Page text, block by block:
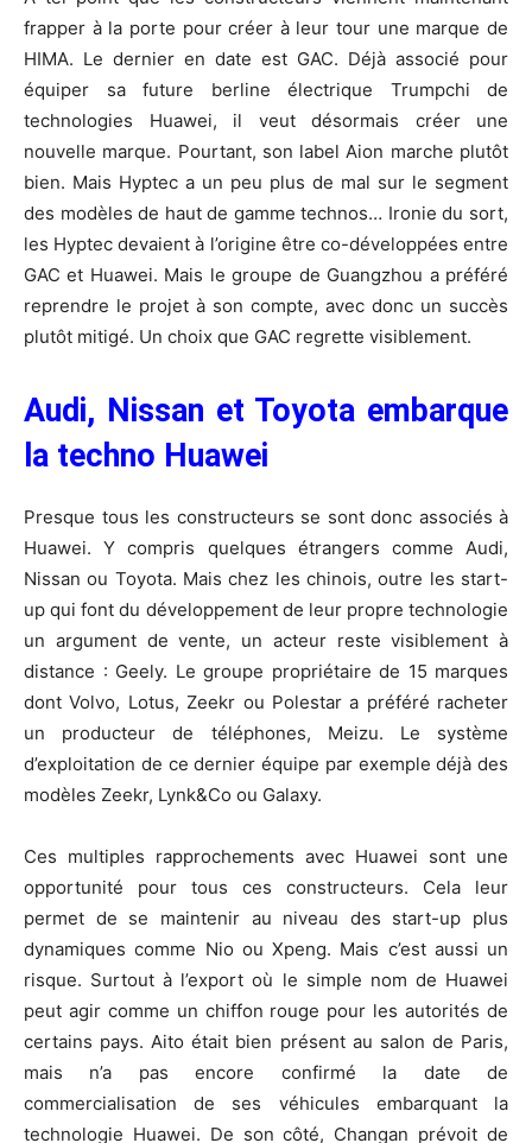
frapper à la porte pour créer à leur tour une marque de
HIMA. Le dernier en date est GAC. Déjà associé pour
équiper sa future berline électrique Trumpchi de
technologies Huawei, il veut désormais créer une
nouvelle marque. Pourtant, son label Aion marche plutôt
bien. Mais Hyptec a un peu plus de mal sur le segment
des modèles de haut de gamme technos… Ironie du sort,
les Hyptec devaient à l’origine être co-développées entre
GAC et Huawei. Mais le groupe de Guangzhou a préféré
reprendre le projet à son compte, avec donc un succès
plutôt mitigé. Un choix que GAC regrette visiblement.
Audi, Nissan et Toyota embarque
la techno Huawei
Presque tous les constructeurs se sont donc associés à
Huawei. Y compris quelques étrangers comme Audi,
Nissan ou Toyota. Mais chez les chinois, outre les start-
up qui font du développement de leur propre technologie
un argument de vente, un acteur reste visiblement à
distance : Geely. Le groupe propriétaire de 15 marques
dont Volvo, Lotus, Zeekr ou Polestar a préféré racheter
un producteur de téléphones, Meizu. Le système
d’exploitation de ce dernier équipe par exemple déjà des
modèles Zeekr, Lynk&Co ou Galaxy.
Ces multiples rapprochements avec Huawei sont une
opportunité pour tous ces constructeurs. Cela leur
permet de se maintenir au niveau des start-up plus
dynamiques comme Nio ou Xpeng. Mais c’est aussi un
risque. Surtout à l’export où le simple nom de Huawei
peut agir comme un chiffon rouge pour les autorités de
certains pays. Aito était bien présent au salon de Paris,
mais n’a pas encore confirmé la date de
commercialisation de ses véhicules embarquant la
technologie Huawei. De son côté, Changan prévoit de